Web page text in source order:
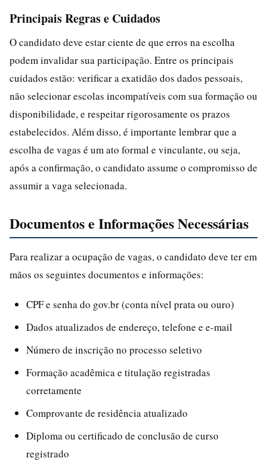
Principais Regras e Cuidados
O candidato deve estar ciente de que erros na escolha
podem invalidar sua participação. Entre os principais
cuidados estão: verificar a exatidão dos dados pessoais,
não selecionar escolas incompatíveis com sua formação ou
disponibilidade, e respeitar rigorosamente os prazos
estabelecidos. Além disso, é importante lembrar que a
escolha de vagas é um ato formal e vinculante, ou seja,
após a confirmação, o candidato assume o compromisso de
assumir a vaga selecionada.
Documentos e Informações Necessárias
Para realizar a ocupação de vagas, o candidato deve ter em
mãos os seguintes documentos e informações:
CPF e senha do gov.br (conta nível prata ou ouro)
Dados atualizados de endereço, telefone e e-mail
Número de inscrição no processo seletivo
Formação acadêmica e titulação registradas
corretamente
Comprovante de residência atualizado
Diploma ou certificado de conclusão de curso
registrado